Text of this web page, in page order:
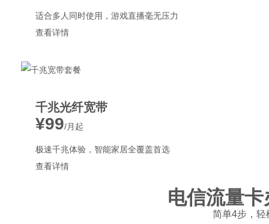
适合多人同时使用，游戏直播毫无压力
查看详情
千兆光纤宽带
¥99/月起
极速千兆体验，智能家居全覆盖首选
查看详情
电信流量
简单4步，轻